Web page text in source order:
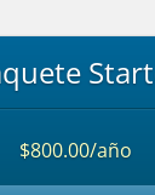
$800.00/año